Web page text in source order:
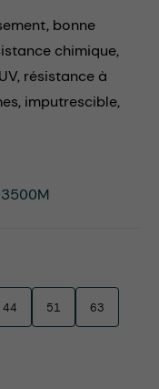
bonne
chimique,
résistance à
imputrescible,
44 51 63